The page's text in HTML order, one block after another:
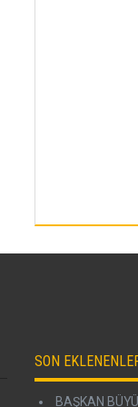
SON
BAŞKAN